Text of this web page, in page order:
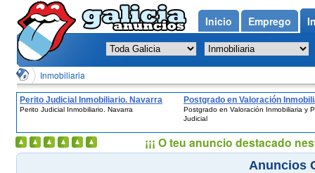
Inmobiliaria
Perito Judicial Inmobiliario. Navarra
Perito Judicial Inmobiliario. Navarra
Postgrado en Valoración
Pericia Judicial
Postgrado en Valoración Inmobiliaria y
Judicial
Anuncios
Inicio Emprego
¡¡¡ O teu anuncio destacado